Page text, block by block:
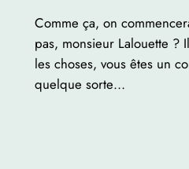
Comme ça, on
pas, monsieur Lalouette ?
les choses, vous êtes un
quelque sorte…